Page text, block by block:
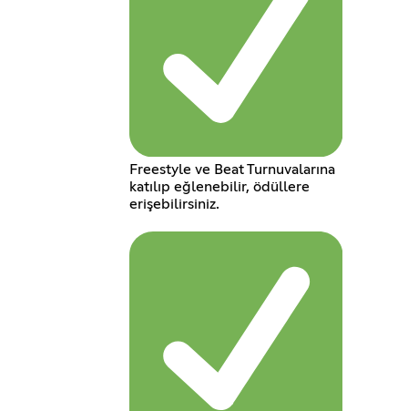
Freestyle ve Beat Turnuvalarına
katılıp eğlenebilir, ödüllere
erişebilirsiniz.